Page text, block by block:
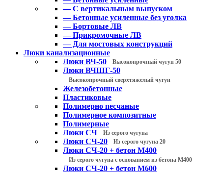
— С вертикальным выпуском
— Бетонные усиленные без уголка
— Бортовые ЛВ
— Прикромочные ЛВ
— Для мостовых конструкций
Люки канализационные
Люки ВЧ-50
Высокопрочный чугун 50
Люки ВЧШГ-50
Высокопрочный сверхтяжелый чугун
Железобетонные
Пластиковые
Полимерно песчаные
Полимерное композитные
Полимерные
Люки СЧ
Из серого чугуна
Люки СЧ-20 Из серого чугуна 20
Люки СЧ-20 + бетон М400
Из серого чугуна с основанием из бетона М400
Люки СЧ-20 + бетон М600